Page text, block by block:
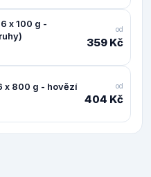
x 100 g -
od
359 Kč
Rosie's Farm Adult 6 x 800 g - hovězí od
404 Kč